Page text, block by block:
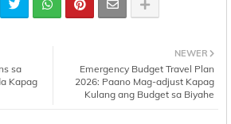
NEWER
Emergency Budget Travel Plan
2026: Paano Mag-adjust Kapag
Kulang ang Budget sa Biyahe
sa
Kapag